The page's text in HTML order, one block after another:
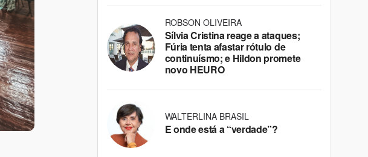
ROBSON OLIVEIRA
Sílvia Cristina reage a ataques;
Fúria tenta afastar rótulo de
continuísmo; e Hildon promete
novo HEURO
WALTERLINA BRASIL
E onde está a “verdade”?